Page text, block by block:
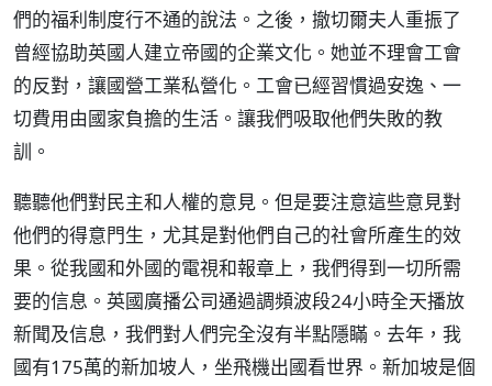
們的福利制度行不通的說法。之後，撤切爾夫人重振了
曾經協助英國人建立帝國的企業文化。她並不理會工會
的反對，讓國營工業私營化。工會已經習慣過安逸、一
切費用由國家負擔的生活。讓我們吸取他們失敗的教
訓。
聽聽他們對民主和人權的意見。但是要注意這些意見對
他們的得意門生，尤其是對他們自己的社會所產生的效
果。從我國和外國的電視和報章上，我們得到一切所需
要的信息。英國廣播公司通過調頻波段24小時全天播放
新聞及信息，我們對人們完全沒有半點隱瞞。去年，我
國有175萬的新加坡人，坐飛機出國看世界。新加坡是個